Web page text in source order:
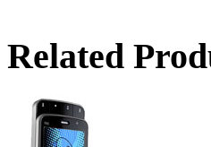
Related